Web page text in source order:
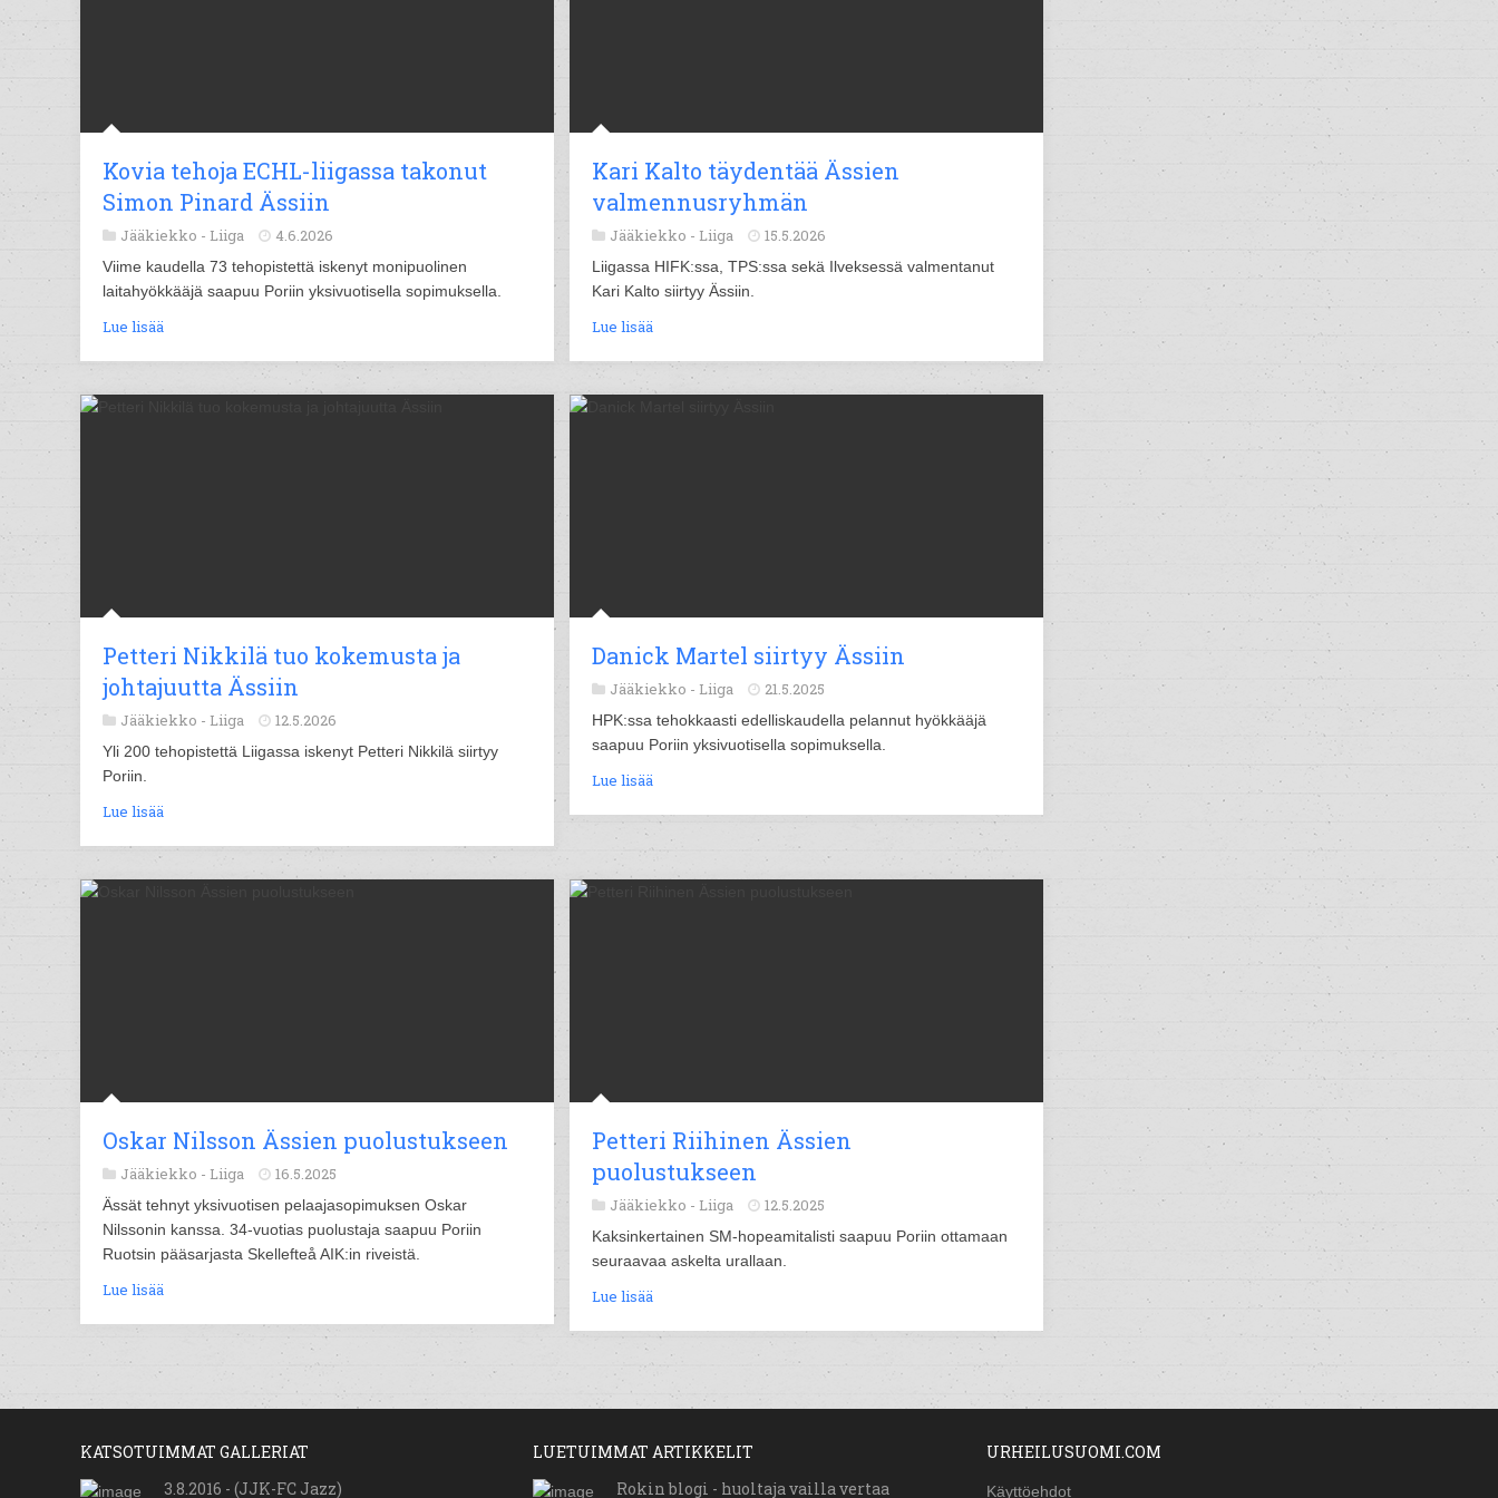
Kovia tehoja ECHL-liigassa takonut
Simon Pinard Ässiin
Jääkiekko - Liiga 4.6.2026
Viime kaudella 73 tehopistettä iskenyt monipuolinen
laitahyökkääjä saapuu Poriin yksivuotisella sopimuksella.
Lue lisää
Kari Kalto täydentää Ässien
valmennusryhmän
Jääkiekko - Liiga 15.5.2026
Liigassa HIFK:ssa, TPS:ssa sekä Ilveksessä valmentanut
Kari Kalto siirtyy Ässiin.
Lue lisää
Petteri Nikkilä tuo kokemusta ja
johtajuutta Ässiin
Jääkiekko - Liiga 12.5.2026
Yli 200 tehopistettä Liigassa iskenyt Petteri Nikkilä siirtyy
Poriin.
Lue lisää
Danick Martel siirtyy Ässiin
Jääkiekko - Liiga 21.5.2025
HPK:ssa tehokkaasti edelliskaudella pelannut hyökkääjä
saapuu Poriin yksivuotisella sopimuksella.
Lue lisää
Oskar Nilsson Ässien puolustukseen
Jääkiekko - Liiga 16.5.2025
Ässät tehnyt yksivuotisen pelaajasopimuksen Oskar
Nilssonin kanssa. 34-vuotias puolustaja saapuu Poriin
Ruotsin pääsarjasta Skellefteå AIK:in riveistä.
Lue lisää
Petteri Riihinen Ässien
puolustukseen
Jääkiekko - Liiga 12.5.2025
Kaksinkertainen SM-hopeamitalisti saapuu Poriin ottamaan
seuraavaa askelta urallaan.
Lue lisää
KATSOTUIMMAT GALLERIAT
3.8.2016 - (JJK-FC Jazz)
LUETUIMMAT ARTIKKELIT
Rokin blogi - huoltaja vailla vertaa
URHEILUSUOMI.COM
Käyttöehdot